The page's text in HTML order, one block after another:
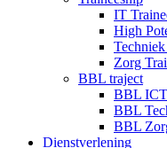
IT
High
Zorg
BBL traject
BBL ICT
BBL
BBL
Dienstverlening